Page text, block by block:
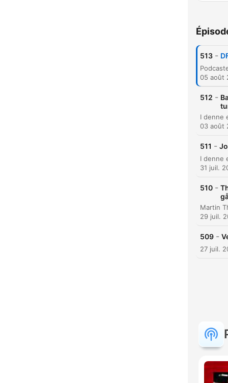
513 -
05 août
512 -
03 août
511 -
31 juil.
510 -
29 juil.
509 -
27 juil.